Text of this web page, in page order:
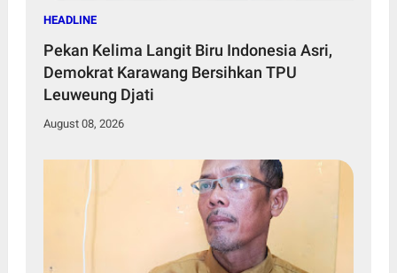
HEADLINE
Pekan Kelima Langit Biru Indonesia Asri,
Demokrat Karawang Bersihkan TPU
Leuweung Djati
August 08, 2026